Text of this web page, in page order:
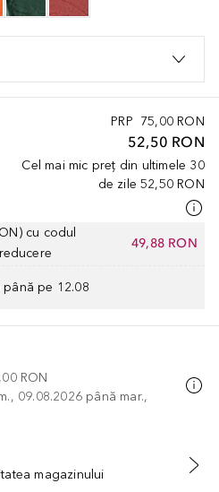
PRP 75,00 RON
52,50 RON
Cel mai mic preț din ultimele 30
de zile 52,50 RON
cu codul
49,88 RON
pe 12.08
RON
09.08.2026 până mar.,
ÎN COŞ
magazinului